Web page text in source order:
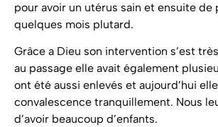
pour avoir un utérus sain et ensuite de
quelques mois plutard.
Grâce a Dieu son intervention s’est
au passage elle avait également
ont été aussi enlevés et aujourd’hui
convalescence tranquillement. Nous
d’avoir beaucoup d’enfants.